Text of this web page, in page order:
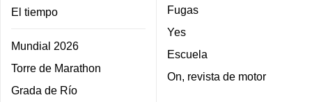
El tiempo
Mundial 2026
Torre de Marathon
Grada de Río
Fugas
Yes
Escuela
On, revista de motor